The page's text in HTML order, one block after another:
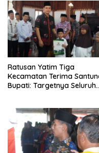
Ratusan Yatim Tiga
Kecamatan Terima
Bupati: Targetnya Seluruh